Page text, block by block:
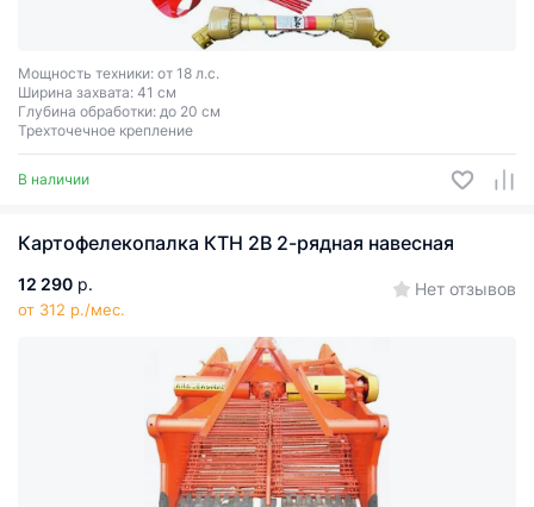
Мощность техники: от 18 л.с.
Ширина захвата: 41 см
Глубина обработки: до 20 см
Трехточечное крепление
В наличии
Картофелекопалка КТН 2В 2-рядная навесная
12 290 р.
от 312 р./мес.
Нет отзывов